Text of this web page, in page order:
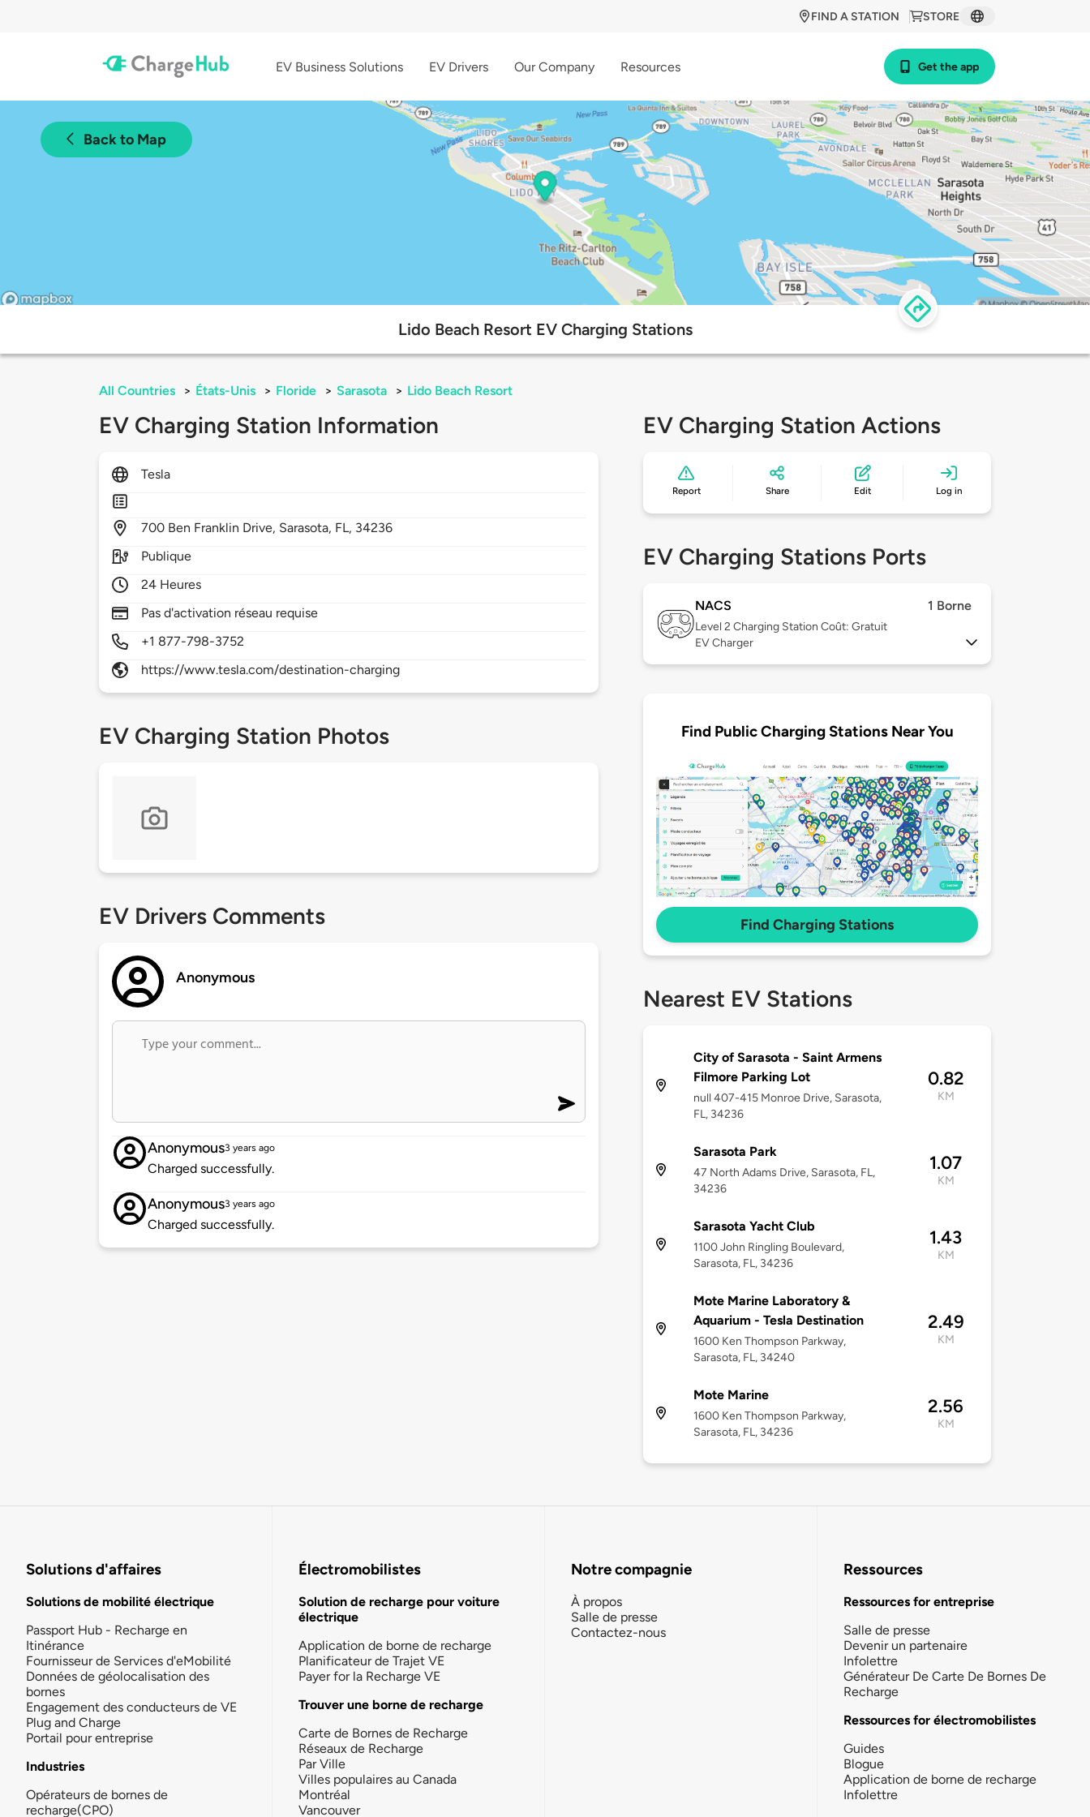
STORE
FIND A STATION
EV Business Solutions EV Drivers Our Company Resources Get the app
Back to Map
Lido Beach Resort EV Charging Stations
All Countries > États-Unis > Floride > Sarasota > Lido Beach Resort
EV Charging Station Information
Tesla
700 Ben Franklin Drive, Sarasota, FL, 34236
Publique
24 Heures
Pas d'activation réseau requise
+1 877-798-3752
https://www.tesla.com/destination-charging
EV Charging Station Photos
EV Drivers Comments
Anonymous
Anonymous3 years ago
Charged successfully.
Anonymous3 years ago
Charged successfully.
EV Charging Station Actions
Report Share Edit Log in
EV Charging Stations Ports
NACS 1 Borne
Level 2 Charging Station Coût: Gratuit
EV Charger
Find Public Charging Stations Near You
Find Charging Stations
Nearest EV Stations
City of Sarasota - Saint Armens
Filmore Parking Lot
null 407-415 Monroe Drive, Sarasota,
FL, 34236
0.82
KM
Sarasota Park
47 North Adams Drive, Sarasota, FL,
34236
1.07
KM
Sarasota Yacht Club
1100 John Ringling Boulevard,
Sarasota, FL, 34236
1.43
KM
Mote Marine Laboratory &
Aquarium - Tesla Destination
1600 Ken Thompson Parkway,
Sarasota, FL, 34240
2.49
KM
Mote Marine
1600 Ken Thompson Parkway,
Sarasota, FL, 34236
2.56
KM
Solutions d'affaires
Solutions de mobilité électrique
Passport Hub - Recharge en
Itinérance
Fournisseur de Services d'eMobilité
Données de géolocalisation des
bornes
Engagement des conducteurs de VE
Plug and Charge
Portail pour entreprise
Industries
Opérateurs de bornes de
recharge(CPO)
Électromobilistes
Solution de recharge pour voiture
électrique
Application de borne de recharge
Planificateur de Trajet VE
Payer for la Recharge VE
Trouver une borne de recharge
Carte de Bornes de Recharge
Réseaux de Recharge
Par Ville
Villes populaires au Canada
Montréal
Vancouver
Notre compagnie
À propos
Salle de presse
Contactez-nous
Ressources
Ressources for entreprise
Salle de presse
Devenir un partenaire
Infolettre
Générateur De Carte De Bornes De
Recharge
Ressources for électromobilistes
Guides
Blogue
Application de borne de recharge
Infolettre